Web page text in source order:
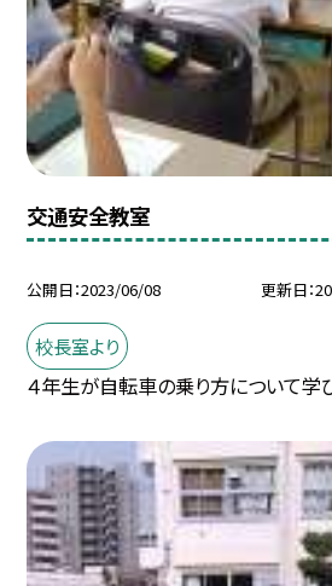
交通安全教室
公開日 2023/06/08 更新日
校長室より
４年生が自転車の乗り方について学